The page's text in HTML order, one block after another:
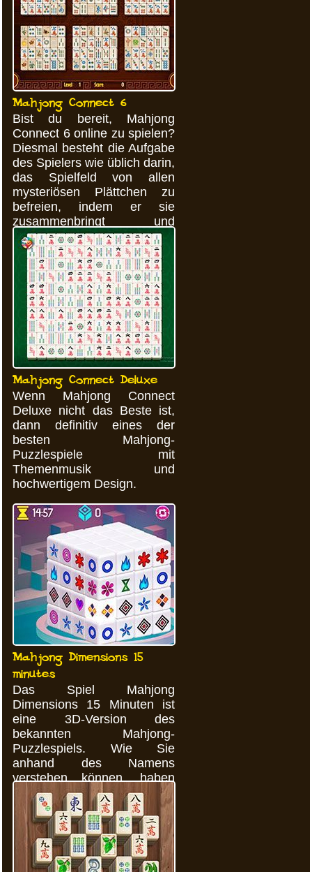
Mahjong Connect 6
Bist du bereit, Mahjong
Connect 6 online zu spielen?
Diesmal besteht die Aufgabe
des Spielers wie üblich darin,
das Spielfeld von allen
mysteriösen Plättchen zu
befreien, indem er sie
zusammenbringt und
dieselben Bilder findet.
Mahjong Connect Deluxe
Wenn Mahjong Connect
Deluxe nicht das Beste ist,
dann definitiv eines der
besten Mahjong-
Puzzlespiele mit
Themenmusik und
hochwertigem Design.
Mahjong Dimensions 15
minutes
Das Spiel Mahjong
Dimensions 15 Minuten ist
eine 3D-Version des
bekannten Mahjong-
Puzzlespiels. Wie Sie
anhand des Namens
verstehen können, haben
Sie in diesem Spiel nur 15
Minuten Zeit ...